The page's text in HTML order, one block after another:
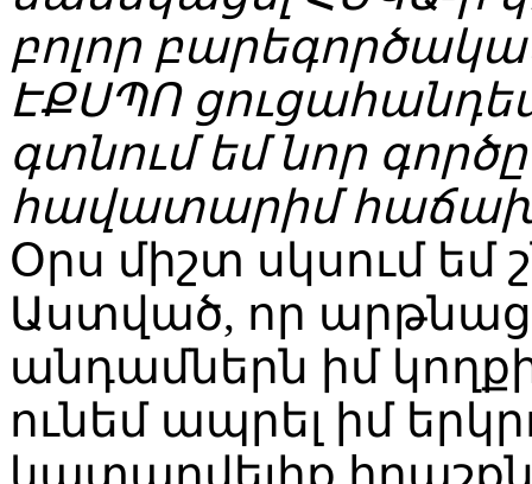
բոլոր
ԷՔՍՊՈ
գտնում եմ նոր
հավատարիմ
Օրս միշտ սկսում եմ
Աստված, որ
անդամներն իմ
ունեմ ապրել իմ
կատարվելիք